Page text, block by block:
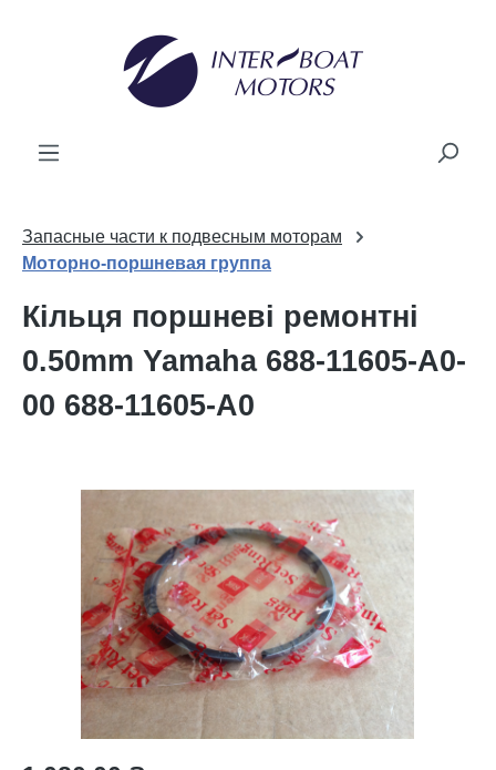
Запасные части к подвесным моторам
Моторно-поршневая группа
Кільця поршневі ремонтні
0.50mm Yamaha 688-11605-A0-
00 688-11605-A0